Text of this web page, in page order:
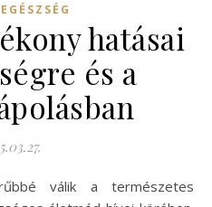
EGÉSZSÉG
hatásai
és a